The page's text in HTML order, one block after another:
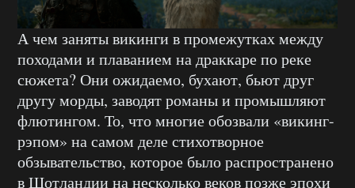
А чем заняты викинги в промежутках между
походами и плаванием на драккаре по реке
сюжета? Они ожидаемо, бухают, бьют друг
другу морды, заводят романы и промышляют
флютингом. То, что многие обозвали «викинг-
рэпом» на самом деле стихотворное
обзывательство, которое было распространено
в Шотландии на несколько веков позже эпохи